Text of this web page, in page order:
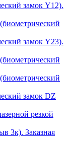
замок Y12).
замок Y23).
замок DZ
резкой
3к). Заказная